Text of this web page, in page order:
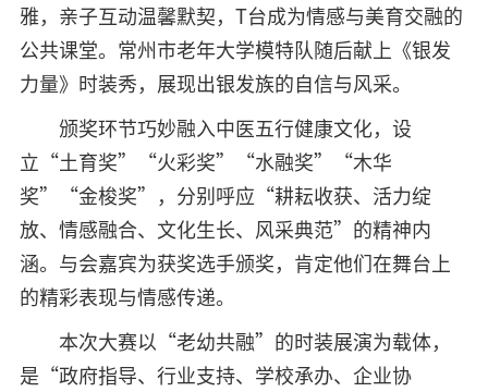
雅，亲子互动温馨默契，T台成为情感与美育交融的
公共课堂。常州市老年大学模特队随后献上《银发
力量》时装秀，展现出银发族的自信与风采。
颁奖环节巧妙融入中医五行健康文化，设
立“土育奖”“火彩奖”“水融奖”“木华
奖”“金梭奖”，分别呼应“耕耘收获、活力绽
放、情感融合、文化生长、风采典范”的精神内
涵。与会嘉宾为获奖选手颁奖，肯定他们在舞台上
的精彩表现与情感传递。
本次大赛以“老幼共融”的时装展演为载体，
是“政府指导、行业支持、学校承办、企业协